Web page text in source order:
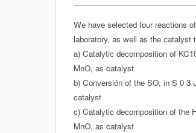
We have selected four reactions
laboratory, as well as the
a) Catalytic decomposition of
MnO, as catalyst
b) Conversión of the SO, in S 0 3
catalyst
c) Catalytic decomposition of the
MnO, as catalyst